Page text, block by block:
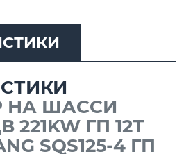
НА ШАССИ
221KW ГП 12Т
SQS125-4 ГП